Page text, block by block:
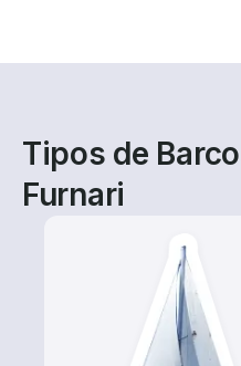
Tipos de
Furnari